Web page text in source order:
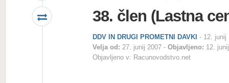
38. člen (Lastna
DDV IN DRUGI PROMETNI DAVKI - 12. junij
Velja od: 27. junij 2007 Objavljeno: 12.
Objavljeno v: Racunovodstvo.net